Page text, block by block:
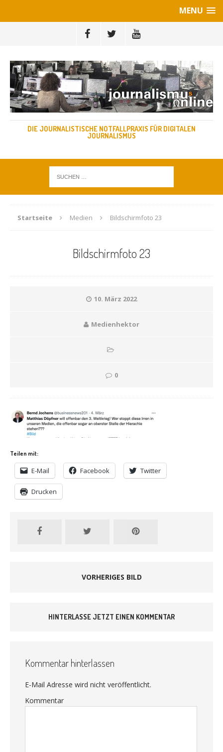
MENU
DIE JOURNALISTISCHE NOTFALLPRAXIS FÜR DIGITALEN
JOURNALISMUS
Startseite Medien Bildschirmfoto 23
Bildschirmfoto 23
10. März 2022
Medienhektor
0
Teilen mit:
E-Mail Facebook Twitter
Drucken
VORHERIGES BILD
HINTERLASSE JETZT EINEN KOMMENTAR
Kommentar hinterlassen
E-Mail Adresse wird nicht veröffentlicht.
Kommentar